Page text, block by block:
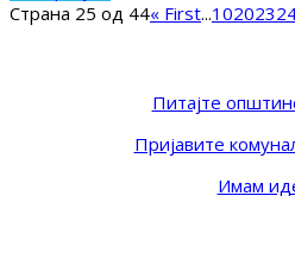
Страна 25 од 44« First...102023
Питајте
Пријавите
Имам